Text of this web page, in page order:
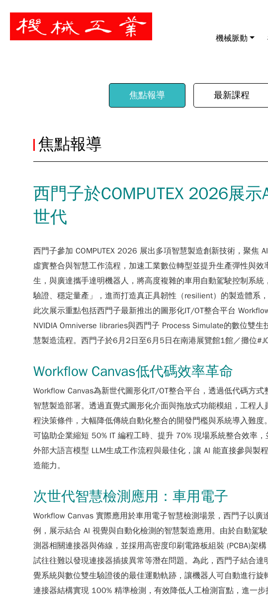
機械脈動
暫停
焦點報導 最新課程
焦點報導
西門子於COMPUTEX 2026展
世代
西門子參加 COMPUTEX 2026 展出多項智慧製造創新技術，聚焦
虛實整合與智慧工作流程，加速工業數位轉型並提升生產彈性與
生，與廣達攜手達明機器人，將高度複雜的車用自動駕駛控制系
驗證、穩定量產」，進而打造真正具韌性（resilient）的製造體系
此次展示重點包括西門子最新推出的圖形化IT/OT整合平台
NVIDIA Omniverse libraries與西門子 Process Simulate的數位雙
慧製造流程。西門子於6月2日至6月5日在南港展覽館1館／攤位
Workflow Canvas低代碼效率革命
Workflow Canvas為新世代圖形化IT/OT整合平台，透過低代碼方
智慧製造部署。透過直覺式圖形化介面與拖放式功能模組，工程
程決策條件，大幅降低傳統自動化整合的開發門檻與系統導入難
可協助企業縮短 50% IT 編程工時、提升 70% 現場系統整合效率
外部大語言模型 LLM生成工作流程與最佳化，讓 AI 能直接參與製
造能力。
次世代智慧檢測應用：車用電子
Workflow Canvas 實際應用於車用電子智慧檢測場景，西門子以
例，展示結合 AI 視覺與自動化檢測的智慧製造應用。由於自動駕
測器相關連接器與佈線，並採用高密度印刷電路板組裝 (PCBA)架
試往往難以發現連接器插拔異常等潛在問題。為此，西門子結合
覺系統與數位雙生驗證後的最佳運動軌跡，讓機器人可自動進行
連接器結構實現 100% 精準檢測，有效降低人工檢測盲點，進一步